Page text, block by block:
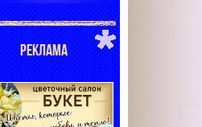
РЕКЛАМА